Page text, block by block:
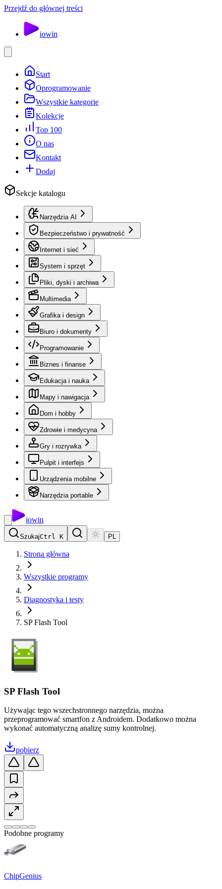
Przejdź do głównej treści
iowin
Start
Oprogramowanie
Wszystkie kategorie
Kolekcje
Top 100
O nas
Kontakt
Dodaj
Sekcje katalogu
Narzędzia AI
Bezpieczeństwo i prywatność
Internet i sieć
System i sprzęt
Pliki, dyski i archiwa
Multimedia
Grafika i design
Biuro i dokumenty
Programowanie
Biznes i finanse
Edukacja i nauka
Mapy i nawigacja
Dom i hobby
Zdrowie i medycyna
Gry i rozrywka
Pulpit i interfejs
Urządzenia mobilne
Narzędzia portable
iowin
SzukajCtrl K PL
Strona główna
Wszystkie programy
Diagnostyka i testy
SP Flash Tool
SP Flash Tool
Używając tego wszechstronnego narzędzia, można
przeprogramować smartfon z Androidem. Dodatkowo można
wykonać automatyczną analizę sumy kontrolnej.
pobierz
Podobne programy
ChipGenius